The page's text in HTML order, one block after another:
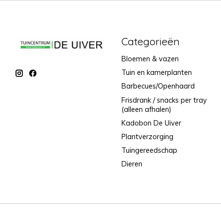
Categorieën
Bloemen & vazen
Tuin en kamerplanten
Barbecues/Openhaard
Frisdrank / snacks per tray
(alleen afhalen)
Kadobon De Uiver
Plantverzorging
Tuingereedschap
Dieren